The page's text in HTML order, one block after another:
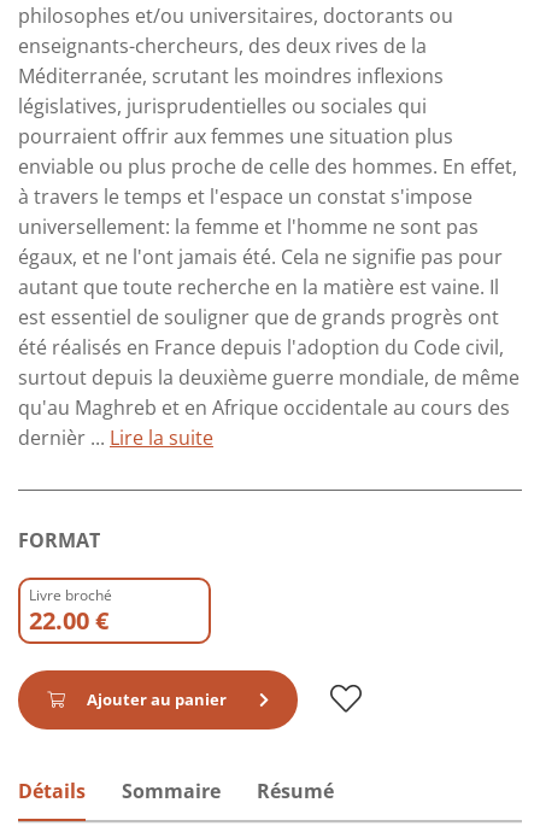
philosophes et/ou universitaires, doctorants ou
enseignants-chercheurs, des deux rives de la
Méditerranée, scrutant les moindres inflexions
législatives, jurisprudentielles ou sociales qui
pourraient offrir aux femmes une situation plus
enviable ou plus proche de celle des hommes. En effet,
à travers le temps et l'espace un constat s'impose
universellement: la femme et l'homme ne sont pas
égaux, et ne l'ont jamais été. Cela ne signifie pas pour
autant que toute recherche en la matière est vaine. Il
est essentiel de souligner que de grands progrès ont
été réalisés en France depuis l'adoption du Code civil,
surtout depuis la deuxième guerre mondiale, de même
qu'au Maghreb et en Afrique occidentale au cours des
dernièr ... Lire la suite
FORMAT
Livre broché
22.00 €
Ajouter au panier
Détails Sommaire Résumé